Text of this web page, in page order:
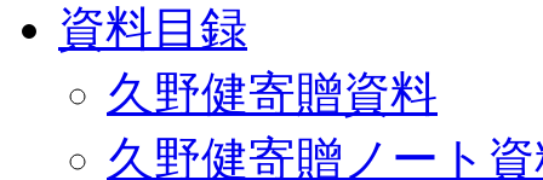
資料目録
久野健寄贈資料
久野健寄贈ノート